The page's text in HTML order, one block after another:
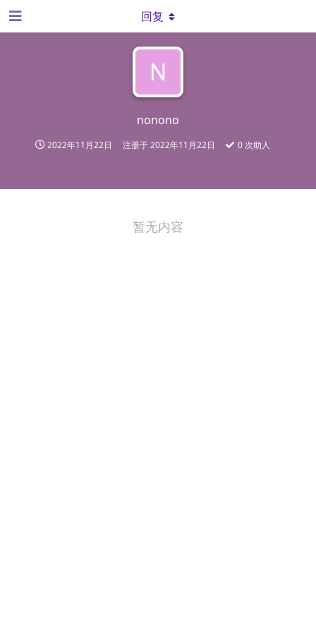
N
nonono
2022年11月22日 注册于2022年11月22日 0 次助人
回复
暂无内容